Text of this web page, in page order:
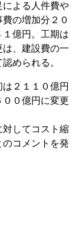
よる人件費や
の増加分２０
１億円。工期は
は、建設費の一
められる。
２１１０億円
０億円に変更
してコスト縮
コメントを発